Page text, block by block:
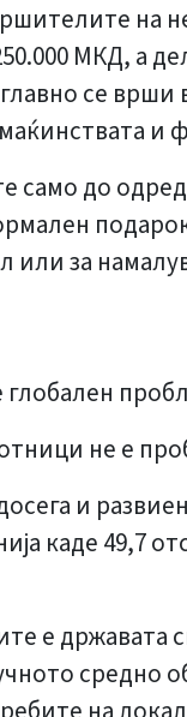
на
МКД, а
се
и
само до
или за
не е
и
каде 49,7
е
средно